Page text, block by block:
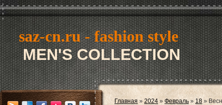
saz-cn.ru - fashion style
MEN'S COLLECTION
Главная » 2024 » Февраль » 18 »